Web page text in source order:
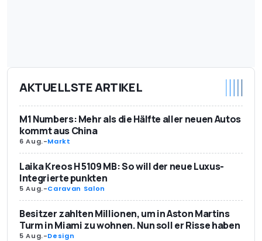
AKTUELLSTE ARTIKEL
M1 Numbers: Mehr als die Hälfte aller neuen Autos
kommt aus China
6 Aug.-Markt
Laika Kreos H 5109 MB: So will der neue Luxus-
Integrierte punkten
5 Aug.-Caravan Salon
Besitzer zahlten Millionen, um in Aston Martins
Turm in Miami zu wohnen. Nun soll er Risse haben
5 Aug.-Design